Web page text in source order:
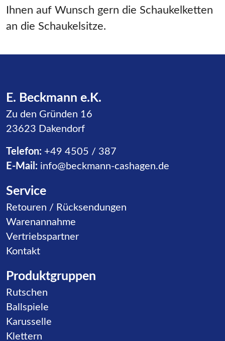
Ihnen auf Wunsch gern die Schaukelketten
an die Schaukelsitze.
E. Beckmann e.K.
Zu den Gründen 16
23623 Dakendorf
Telefon: +49 4505 / 387
E-Mail: info@beckmann-cashagen.de
Service
Navigation überspringen
Retouren / Rücksendungen
Warenannahme
Vertriebspartner
Kontakt
Produktgruppen
Navigation überspringen
Rutschen
Ballspiele
Karusselle
Klettern